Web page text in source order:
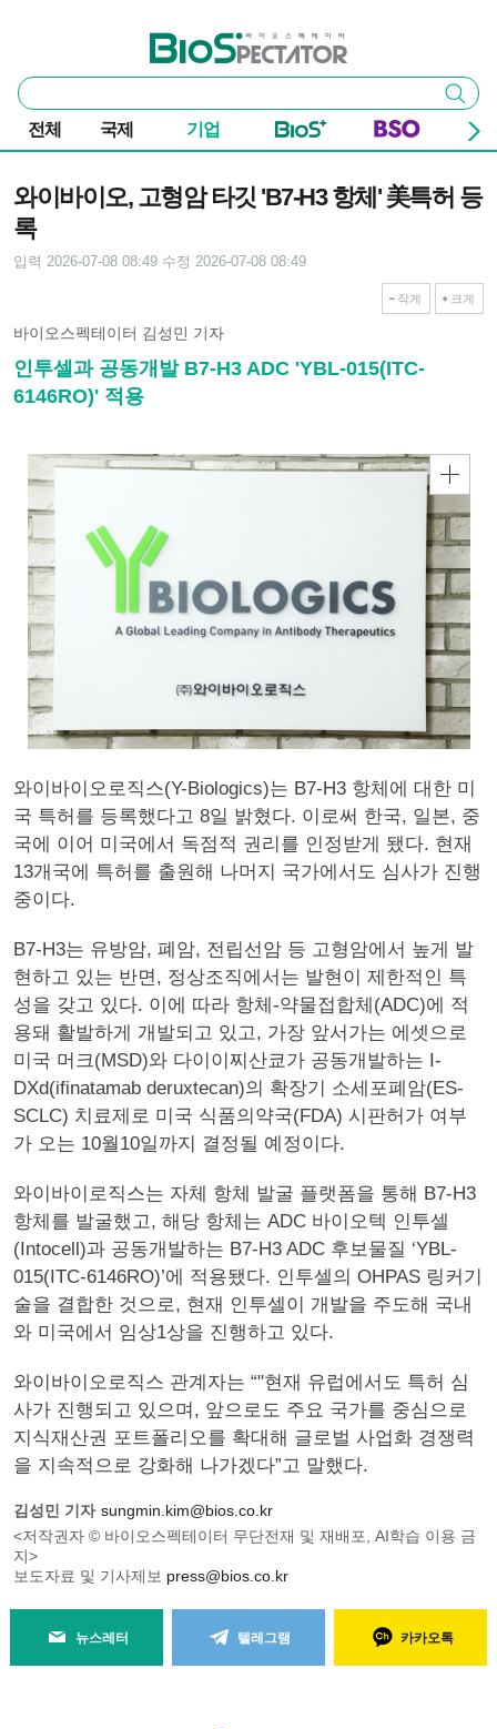
바이오스펙테이터
통
합
검
색
검색
전체 국제 기업
와이바이오, 고형암 타깃 'B7-H3 항체' 美특허 등
록
입력 2026-07-08 08:49 수정 2026-07-08 08:49
작게 크게
바이오스펙테이터 김성민 기자
인투셀과 공동개발 B7-H3 ADC 'YBL-015(ITC-
6146RO)' 적용
와이바이오로직스(Y-Biologics)는 B7-H3 항체에 대한 미
국 특허를 등록했다고 8일 밝혔다. 이로써 한국, 일본, 중
국에 이어 미국에서 독점적 권리를 인정받게 됐다. 현재
13개국에 특허를 출원해 나머지 국가에서도 심사가 진행
중이다.
B7-H3는 유방암, 폐암, 전립선암 등 고형암에서 높게 발
현하고 있는 반면, 정상조직에서는 발현이 제한적인 특
성을 갖고 있다. 이에 따라 항체-약물접합체(ADC)에 적
용돼 활발하게 개발되고 있고, 가장 앞서가는 에셋으로
미국 머크(MSD)와 다이이찌산쿄가 공동개발하는 I-
DXd(ifinatamab deruxtecan)의 확장기 소세포폐암(ES-
SCLC) 치료제로 미국 식품의약국(FDA) 시판허가 여부
가 오는 10월10일까지 결정될 예정이다.
와이바이로직스는 자체 항체 발굴 플랫폼을 통해 B7-H3
항체를 발굴했고, 해당 항체는 ADC 바이오텍 인투셀
(Intocell)과 공동개발하는 B7-H3 ADC 후보물질 ‘YBL-
015(ITC-6146RO)’에 적용됐다. 인투셀의 OHPAS 링커기
술을 결합한 것으로, 현재 인투셀이 개발을 주도해 국내
와 미국에서 임상1상을 진행하고 있다.
와이바이오로직스 관계자는 “"현재 유럽에서도 특허 심
사가 진행되고 있으며, 앞으로도 주요 국가를 중심으로
지식재산권 포트폴리오를 확대해 글로벌 사업화 경쟁력
을 지속적으로 강화해 나가겠다”고 말했다.
김성민 기자 sungmin.kim@bios.co.kr
<저작권자 © 바이오스펙테이터 무단전재 및 재배포, AI학습 이용 금
지>
보도자료 및 기사제보 press@bios.co.kr
뉴스레터 텔레그램 카카오톡